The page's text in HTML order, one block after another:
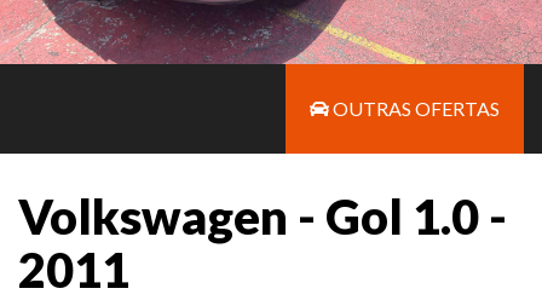
OUTRAS OFERTAS
Volkswagen - Gol 1.0 -
2011